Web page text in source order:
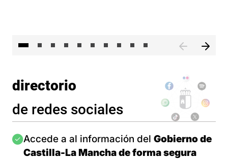
directorio
de redes sociales
Imagen
Accede a al información del Gobierno de
Castilla-La Mancha de forma segura